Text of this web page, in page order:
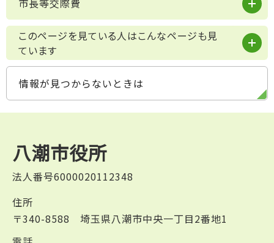
市長等交際費
このページを見ている人はこんなページも見
ています
情報が見つからないときは
八潮市役所
法人番号6000020112348
住所
〒340-8588 埼玉県八潮市中央一丁目2番地1